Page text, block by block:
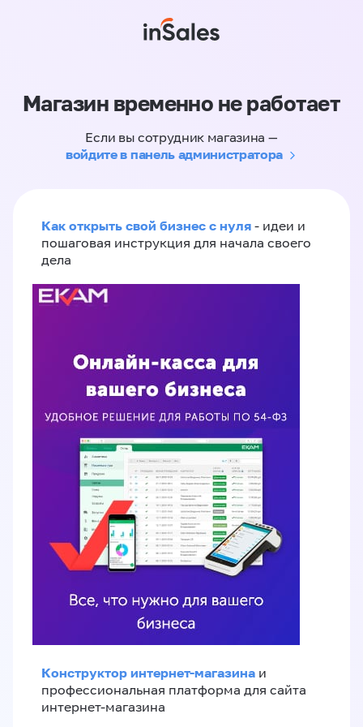
Магазин временно не работает
Если вы сотрудник магазина —
войдите в панель администратора
Как открыть свой бизнес с нуля - идеи и
пошаговая инструкция для начала своего
дела
Конструктор интернет-магазина и
профессиональная платформа для сайта
интернет-магазина